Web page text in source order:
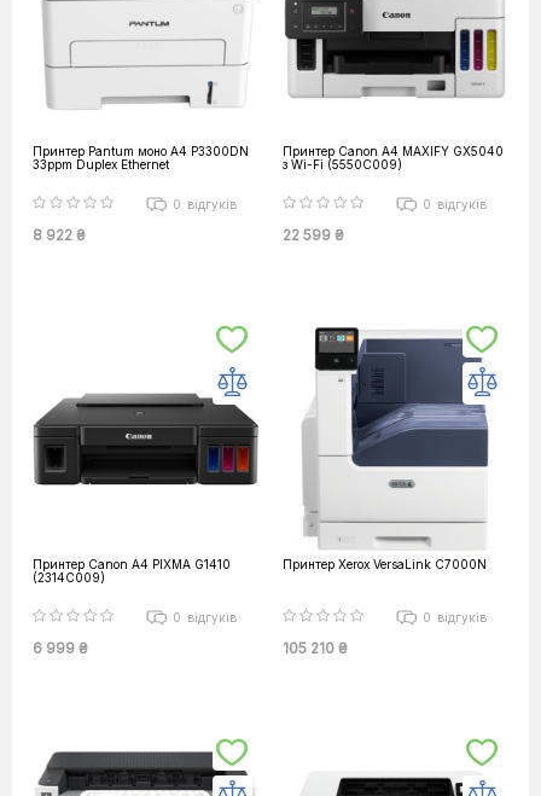
Принтер Pantum моно A4 P3300DN
33ppm Duplex Ethernet
0 відгуків
8 922 ₴
Принтер Canon А4 MAXIFY GX5040
з Wi-Fi (5550C009)
0 відгуків
22 599 ₴
Принтер Canon А4 PIXMA G1410
(2314C009)
0 відгуків
6 999 ₴
Принтер Xerox VersaLink C7000N
0 відгуків
105 210 ₴